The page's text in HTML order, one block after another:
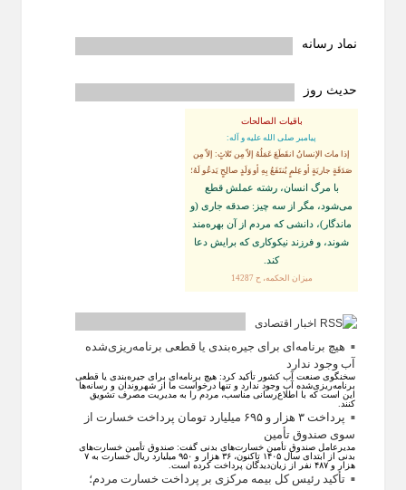
نماد رسانه
حدیث روز
باقیات الصالحات
پيامبر صلى‏ الله‏ عليه ‏و‏ آله:
إذا ماتَ الإنسانُ انقَطَعَ عَمَلُهُ إلاّ مِن ثَلاثٍ: إلاّ مِن
صَدَقَةٍ جاريَةٍ أو عِلمٍ يُنتَفَعُ بِهِ أو وَلَدٍ صالِحٍ يَدعُو لَهُ؛
با مرگ انسان، رشته عملش قطع
مى‌شود، مگر از سه چيز: صدقه جارى (و
ماندگار)، دانشى كه مردم از آن بهره‏‌مند
شوند، و فرزند نيكوكارى كه برايش دعا
كند.
ميزان الحكمه، ح 14287
اخبار اقتصادی
هیچ برنامه‌ای برای جیره‌بندی یا قطعی برنامه‌ریزی‌شده
آب وجود ندارد
سخنگوی صنعت آب کشور تأکید کرد: هیچ برنامه‌ای برای جیره‌بندی یا قطعی
برنامه‌ریزی‌شده آب وجود ندارد و تنها درخواست ما از شهروندان و رسانه‌ها
این است که با اطلاع‌رسانی مناسب، مردم را به مدیریت مصرف تشویق
کنند.
پرداخت ۳ هزار و ۶۹۵ میلیارد تومان پرداخت خسارت از
سوی صندوق تأمین
مدیرعامل صندوق تأمین خسارت‌های بدنی گفت: صندوق تأمین خسارت‌های
بدنی از ابتدای سال ۱۴۰۵ تاکنون، ۳۶ هزار و ۹۵۰ میلیارد ریال خسارت به ۷
هزار و ۴۸۷ نفر از زیان‌دیدگان پرداخت کرده است.
تأکید رئیس کل بیمه مرکزی بر پرداخت خسارت مردم؛